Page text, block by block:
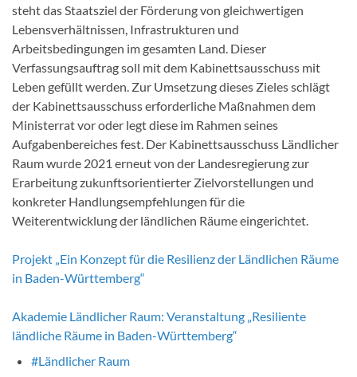
steht das Staatsziel der Förderung von gleichwertigen
Lebensverhältnissen, Infrastrukturen und
Arbeitsbedingungen im gesamten Land. Dieser
Verfassungsauftrag soll mit dem Kabinettsausschuss mit
Leben gefüllt werden. Zur Umsetzung dieses Zieles schlägt
der Kabinettsausschuss erforderliche Maßnahmen dem
Ministerrat vor oder legt diese im Rahmen seines
Aufgabenbereiches fest. Der Kabinettsausschuss Ländlicher
Raum wurde 2021 erneut von der Landesregierung zur
Erarbeitung zukunftsorientierter Zielvorstellungen und
konkreter Handlungsempfehlungen für die
Weiterentwicklung der ländlichen Räume eingerichtet.
Projekt „Ein Konzept für die Resilienz der Ländlichen Räume
in Baden-Württemberg“
Akademie Ländlicher Raum: Veranstaltung „Resiliente
ländliche Räume in Baden-Württemberg“
#Ländlicher Raum